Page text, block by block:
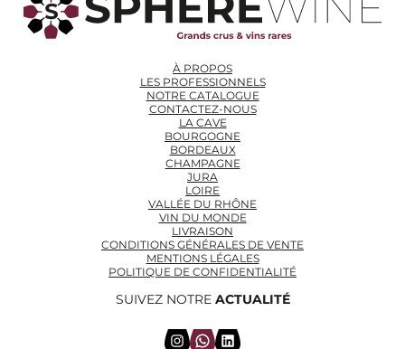
À PROPOS
LES PROFESSIONNELS
NOTRE CATALOGUE
CONTACTEZ-NOUS
LA CAVE
BOURGOGNE
BORDEAUX
CHAMPAGNE
JURA
LOIRE
VALLÉE DU RHÔNE
VIN DU MONDE
LIVRAISON
CONDITIONS GÉNÉRALES DE VENTE
MENTIONS LÉGALES
POLITIQUE DE CONFIDENTIALITÉ
SUIVEZ NOTRE ACTUALITÉ
InstagramWhatsApp LinkedIn